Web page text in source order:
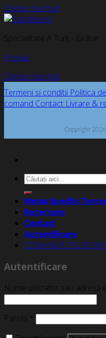
Citește mai mult
Specialitate A Turk - Grătar
Produs
Citește mai mult
Termeni si conditii Politica
comand Contact Livrare &
Copyright
Caută
după:
Meniu Specific
Rezervare
Contact
Autentificare
COMANDĂ
Autentificare
Nume utilizator sau adresă
Parolă *